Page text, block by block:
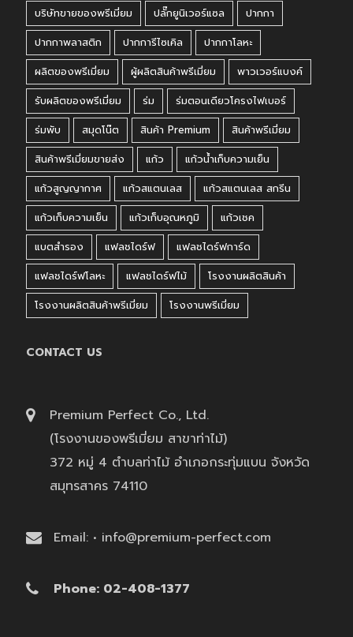
บริษัทขายของพรีเมี่ยม
ปลั๊กยูนิเวอร์แซล
ปากกา
ปากกาพลาสติก
ปากการีไซเคิล
ปากกาโลหะ
ผลิตของพรีเมี่ยม
ผู้ผลิตสินค้าพรีเมี่ยม
พาวเวอร์แบงค์
รับผลิตของพรีเมี่ยม
ร่ม
ร่มตอนเดียวโครงไฟเบอร์
ร่มพับ
สมุดโน๊ต สินค้า Premium
สินค้าพรีเมี่ยม
สินค้าพรีเมี่ยมขายส่ง
แก้ว
แก้วน้ำเก็บความเย็น
แก้วสูญญากาศ
แก้วสแตนเลส
แก้วสแตนเลส สกรีน
แก้วเก็บความเย็น
แก้วเก็บอุณหภูมิ
แก้วเชค
แบตสำรอง
แฟลชไดร์ฟ
แฟลชไดร์ฟการ์ด
แฟลชไดร์ฟโลหะ
แฟลชไดร์ฟไม้
โรงงานผลิตสินค้า
โรงงานผลิตสินค้าพรีเมี่ยม
โรงงานพรีเมี่ยม
CONTACT US
Premium Perfect Co., Ltd.
(โรงงานของพรีเมี่ยม สาขาท่าไม้)
372 หมู่ 4 ตำบลท่าไม้ อำเภอกระทุ่มแบน จังหวัด
สมุทรสาคร 74110
Email: • info@premium-perfect.com
Phone: 02-408-1377